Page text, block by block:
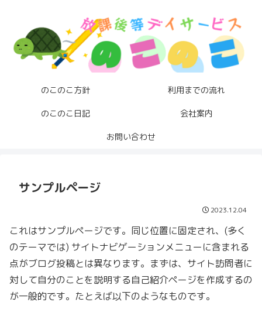
のこのこ方針 利用までの流れ
のこのこ日記 会社案内
お問い合わせ
サンプルページ
2023.12.04
これはサンプルページです。同じ位置に固定され、(多く
のテーマでは) サイトナビゲーションメニューに含まれる
点がブログ投稿とは異なります。まずは、サイト訪問者に
対して自分のことを説明する自己紹介ページを作成するの
が一般的です。たとえば以下のようなものです。